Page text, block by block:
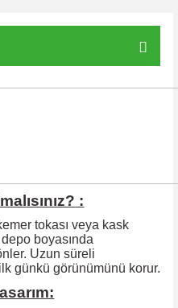
:
tokası veya kask
depo boyasında
Uzun süreli
günkü görünümünü korur.